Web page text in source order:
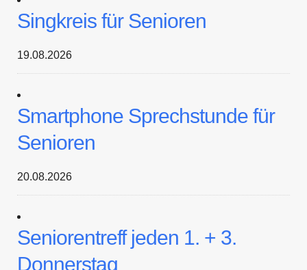
Singkreis für Senioren
19.08.2026
Smartphone Sprechstunde für
Senioren
20.08.2026
Seniorentreff jeden 1. + 3.
Donnerstag